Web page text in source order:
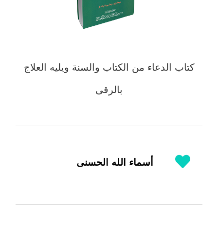
كتاب الدعاء من الكتاب والسنة ويليه العلاج
بالرقى
أسماء الله الحسنى